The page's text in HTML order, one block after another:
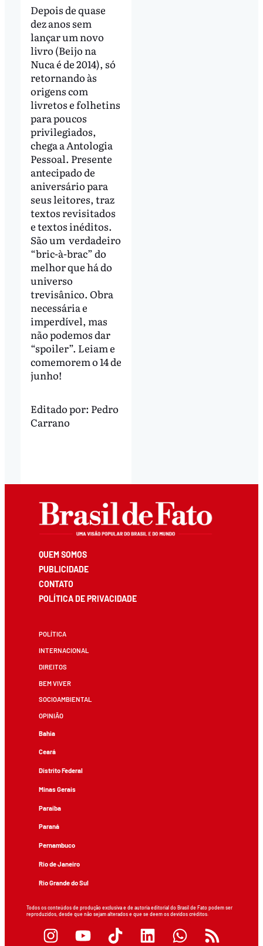
Depois de quase
dez anos sem
lançar um novo
livro (Beijo na
Nuca é de 2014), só
retornando às
origens com
livretos e folhetins
para poucos
privilegiados,
chega a Antologia
Pessoal. Presente
antecipado de
aniversário para
seus leitores, traz
textos revisitados
e textos inéditos.
São um verdadeiro
“bric-à-brac” do
melhor que há do
universo
trevisânico. Obra
necessária e
imperdível, mas
não podemos dar
“spoiler”. Leiam e
comemorem o 14 de
junho!
Editado por: Pedro
Carrano
QUEM SOMOS
PUBLICIDADE
CONTATO
POLÍTICA DE PRIVACIDADE
POLÍTICA
INTERNACIONAL
DIREITOS
BEM VIVER
SOCIOAMBIENTAL
OPINIÃO
Bahia
Ceará
Distrito Federal
Minas Gerais
Paraíba
Paraná
Pernambuco
Rio de Janeiro
Rio Grande do Sul
Todos os conteúdos de produção exclusiva e de autoria editorial do Brasil de Fato podem ser
reproduzidos, desde que não sejam alterados e que se deem os devidos créditos.